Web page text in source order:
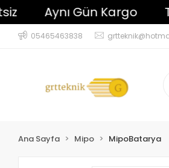
Aynı Gün Kargo Tüm
05465463838
Ana Sayfa Mipo MipoBatarya